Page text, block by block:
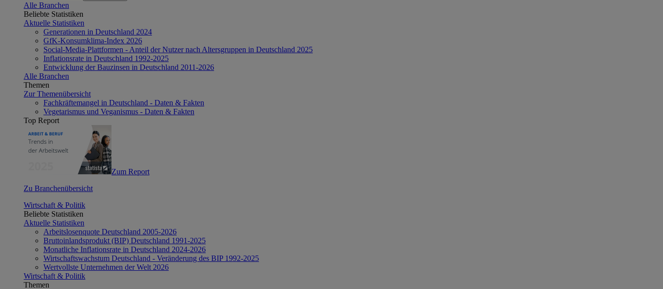
Alle Branchen
Beliebte Statistiken
Aktuelle Statistiken
Generationen in Deutschland 2024
GfK-Konsumklima-Index 2026
Social-Media-Plattformen - Anteil der Nutzer nach Altersgruppen in Deutschland 2025
Inflationsrate in Deutschland 1992-2025
Entwicklung der Bauzinsen in Deutschland 2011-2026
Alle Branchen
Themen
Zur Themenübersicht
Fachkräftemangel in Deutschland - Daten & Fakten
Vegetarismus und Veganismus - Daten & Fakten
Top Report
Zum Report
Zu Branchenübersicht
Wirtschaft & Politik
Beliebte Statistiken
Aktuelle Statistiken
Arbeitslosenquote Deutschland 2005-2026
Bruttoinlandsprodukt (BIP) Deutschland 1991-2025
Monatliche Inflationsrate in Deutschland 2024-2026
Wirtschaftswachstum Deutschland - Veränderung des BIP 1992-2025
Wertvollste Unternehmen der Welt 2026
Wirtschaft & Politik
Themen